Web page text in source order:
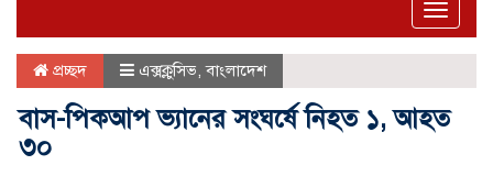
Toggle
প্রচ্ছদ এক্সক্লুসিভ ,বাংলাদেশ
বাস-পিকআপ ভ্যানের সংঘর্ষে নিহত ১, আহত
৩০